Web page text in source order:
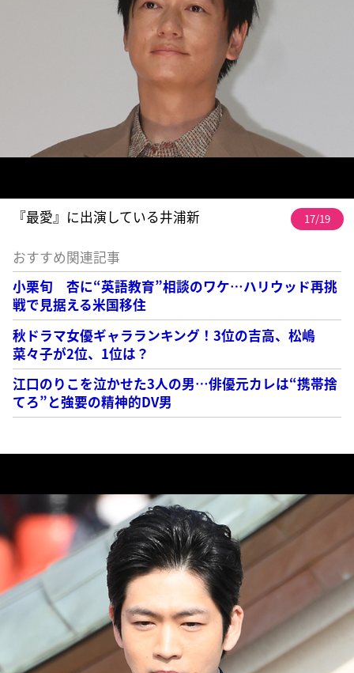
『最愛』に出演している井浦新 17/19
おすすめ関連記事
小栗旬 杏に“英語教育”相談のワケ…ハリウッド再挑
戦で見据える米国移住
秋ドラマ女優ギャラランキング！3位の吉高、松嶋
菜々子が2位、1位は？
江口のりこを泣かせた3人の男…俳優元カレは“携帯捨
てろ”と強要の精神的DV男